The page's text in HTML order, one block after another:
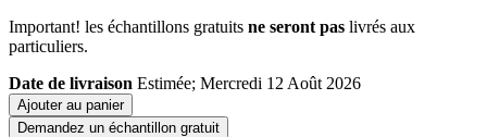
Important! les échantillons gratuits ne seront pas livrés aux
particuliers.
Date de livraison Estimée; Mercredi 12 Août 2026
Ajouter au panier
Demandez un échantillon gratuit